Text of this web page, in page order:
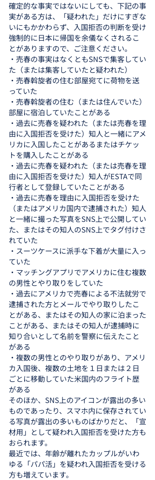
確定的な事実ではないにしても、下記の事
実がある方は、「疑われた」だけにすぎな
いにもかかわらず、入国拒否の判断を受け
強制的に日本に帰国を余儀なくされるこ
とがありますので、ご注意ください。
・売春の事実はなくともSNSで集客してい
た（または集客していたと疑われた）
・売春斡旋者の住む部屋宛てに荷物を送
っていた
・売春斡旋者の住む（または住んでいた）
部屋に宿泊していたことがある
・過去に売春を疑われた（または売春を理
由に入国拒否を受けた）知人と一緒にアメ
リカに入国したことがあるまたはチケッ
トを購入したことがある
・過去に売春を疑われた（または売春を理
由に入国拒否を受けた）知人がESTAで同
行者として登録していたことがある
・過去に売春を理由に入国拒否を受けた
（またはアメリカ国内で逮捕された）知人
と一緒に撮った写真をSNS上で公開してい
た、またはその知人のSNS上でタグ付けさ
れていた
・スーツケースに派手な下着が大量に入っ
ていた
・マッチングアプリでアメリカに住む複数
の男性とやり取りをしていた
・過去にアメリカで売春による不法就労で
逮捕された方とメールでやり取りしたこ
とがある、またはその知人の家に泊まった
ことがある、またはその知人が逮捕時に
知り合いとして名前を警察に伝えたこと
がある
・複数の男性とのやり取りがあり、アメリ
カ入国後、複数の土地を１日または２日
ごとに移動していた米国内のフライト歴
がある
そのほか、SNS上のアイコンが露出の多い
ものであったり、スマホ内に保存されてい
る写真が露出の多いものばかりだと、「宣
材用」として疑われ入国拒否を受けた方も
おられます。
最近では、年齢が離れたカップルがいわ
ゆる「パパ活」を疑われ入国拒否を受ける
方も増えています。